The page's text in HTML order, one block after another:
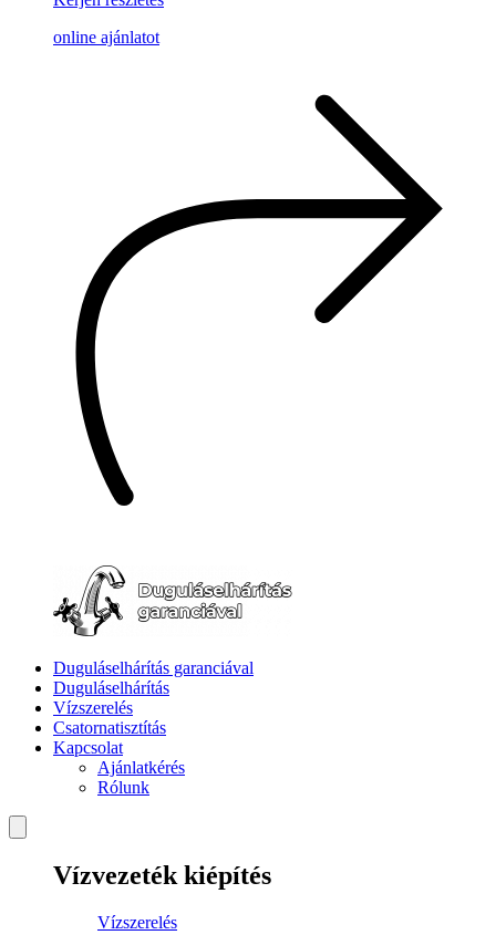
online ajánlatot
Duguláselhárítás garanciával
Duguláselhárítás
Vízszerelés
Csatornatisztítás
Kapcsolat
Ajánlatkérés
Rólunk
Vízvezeték kiépítés
Vízszerelés